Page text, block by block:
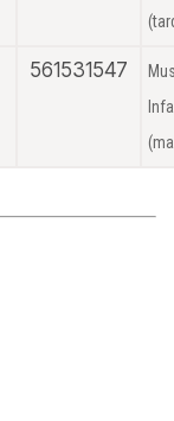
561531547